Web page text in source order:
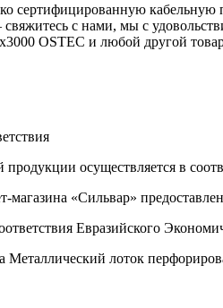
сертифицированную кабельную
свяжитесь с нами, мы с
OSTEC и любой другой
продукции осуществляется в
магазина «Сильвар»
Евразийского
лоток